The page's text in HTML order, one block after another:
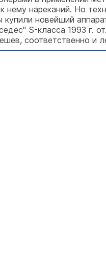
нареканий. Но
новейший
S-класса 1993 г.
соответственно и